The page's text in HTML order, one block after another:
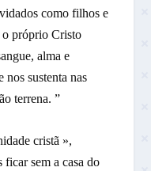
como filhos e
o próprio Cristo
alma e
nos sustenta nas
terrena. ”
cristã »,
ficar sem a casa do